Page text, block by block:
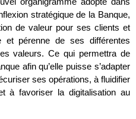
stratégique de la Banque,
de valeur pour ses clients et
et pérenne de ses différentes
valeurs. Ce qui permettra de
afin qu’elle puisse s’adapter
ses opérations, à fluidifier
à favoriser la digitalisation au